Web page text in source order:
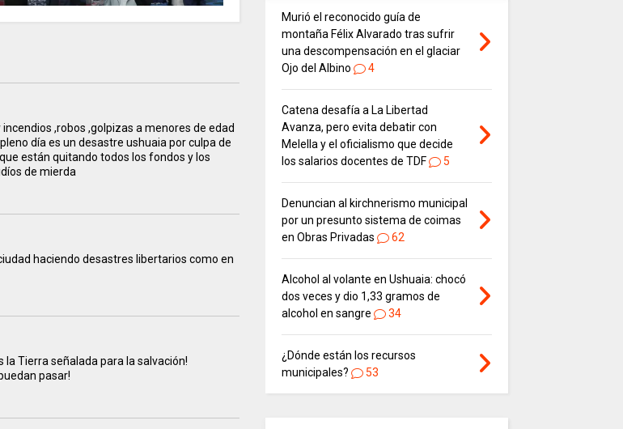
,robos ,golpizas a menores de edad
día es un desastre ushuaia por culpa de
están quitando todos los fondos y los
de mierda
haciendo desastres libertarios como en
la Tierra señalada para la salvación!
pasar!
Murió el reconocido guía de
montaña Félix Alvarado tras sufrir
una descompensación en el glaciar
Ojo del Albino
4
Catena desafía a La Libertad
Avanza, pero evita debatir con
Melella y el oficialismo que decide
los salarios docentes de TDF
5
Denuncian al kirchnerismo municipal
por un presunto sistema de coimas
en Obras Privadas
62
Alcohol al volante en Ushuaia: chocó
dos veces y dio 1,33 gramos de
alcohol en sangre
34
¿Dónde están los recursos
municipales?
53